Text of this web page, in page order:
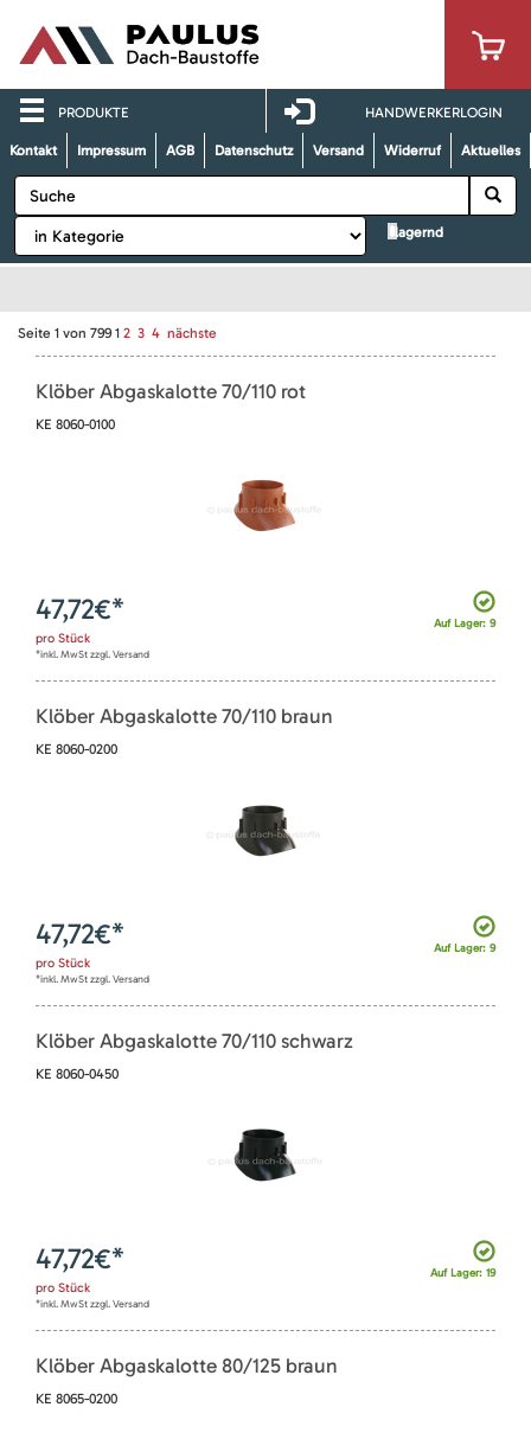
PRODUKTE HANDWERKERLOGIN
Kontakt Impressum AGB Datenschutz Versand Widerruf Aktuelles
lagernd
Seite 1 von 799 1 2 3 4 nächste
Klöber Abgaskalotte 70/110 rot
KE 8060-0100
Auf Lager: 9
47,72€*
pro Stück
*inkl. MwSt zzgl. Versand
Klöber Abgaskalotte 70/110 braun
KE 8060-0200
Auf Lager: 9
47,72€*
pro Stück
*inkl. MwSt zzgl. Versand
Klöber Abgaskalotte 70/110 schwarz
KE 8060-0450
Auf Lager: 19
47,72€*
pro Stück
*inkl. MwSt zzgl. Versand
Klöber Abgaskalotte 80/125 braun
KE 8065-0200